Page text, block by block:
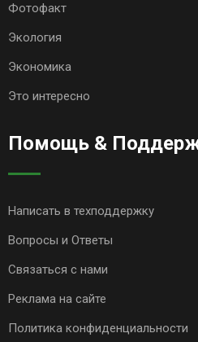
Фотофакт
Экология
Экономика
Это интересно
Помощь &
Написать в техподдержку
Вопросы и Ответы
Связаться с нами
Реклама на сайте
Политика конфиденциальности